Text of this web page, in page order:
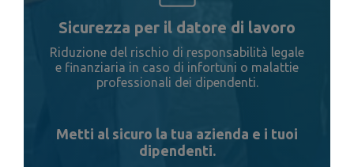
Sicurezza per il datore di lavoro
Riduzione del rischio di responsabilità legale
e finanziaria in caso di infortuni o malattie
professionali dei dipendenti.
Metti al sicuro la tua azienda e i tuoi
dipendenti.